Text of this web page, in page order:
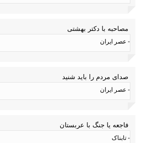
مصاحبه با دکتر بهشتی
- عصر ایران
صدای مردم را باید شنید
- عصر ایران
فاجعه یا جنگ با عربستان
- تابناک